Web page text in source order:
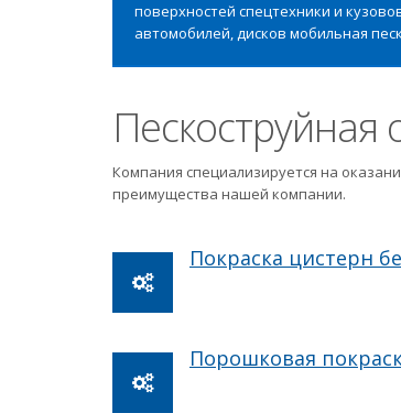
поверхностей спецтехники и
автомобилей, дисков мобильная
Пескоструйная
Компания специализируется на
преимущества нашей компании.
Покраска цистерн
Порошковая